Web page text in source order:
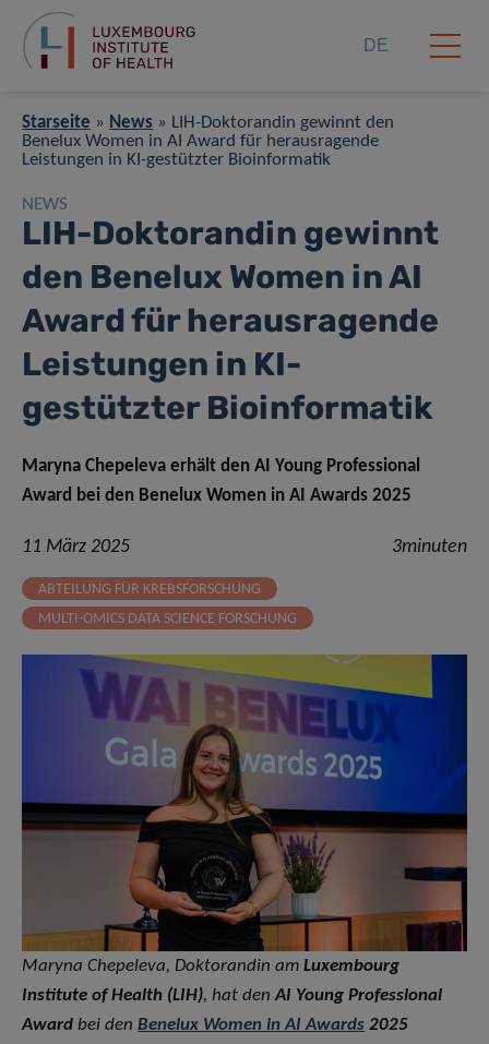
DE
Starseite » News » LIH-Doktorandin gewinnt den
Benelux Women in AI Award für herausragende
Leistungen in KI-gestützter Bioinformatik
NEWS
LIH-Doktorandin gewinnt
den Benelux Women in AI
Award für herausragende
Leistungen in KI-
gestützter Bioinformatik
Maryna Chepeleva erhält den AI Young Professional
Award bei den Benelux Women in AI Awards 2025
11 März 2025 3minuten
ABTEILUNG FÜR KREBSFORSCHUNG
MULTI-OMICS DATA SCIENCE FORSCHUNG
Maryna Chepeleva, Doktorandin am Luxembourg
Institute of Health (LIH), hat denAI Young Professional
Award bei den Benelux Women in AI Awards 2025